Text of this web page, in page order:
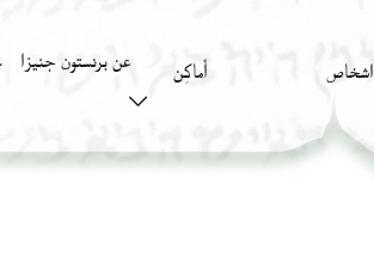
اشخاص أَماكِن عن برنستون جنيزا